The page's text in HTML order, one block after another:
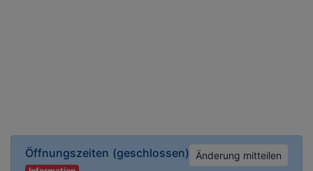
Öffnungszeiten (geschlossen) Änderung mitteilen